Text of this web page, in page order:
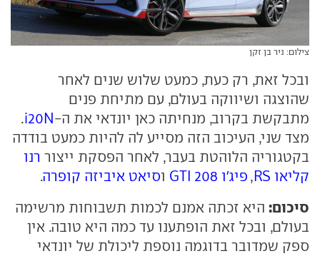
צילום: ניר בן זקן
ובכל זאת, רק כעת, כמעט שלוש שנים לאחר
שהוצגה ושיווקה בעולם, עם מתיחת פנים
מתבקשת בקרוב, מנחיתה כאן יונדאי את ה-i20N
.
מצד שני, העיכוב הזה מסייע לה להיות כמעט בודדה
בקטגוריה הלוהטת בעבר, לאחר הפסקת ייצור רנו
קליאו RS
, פיג'ו 208 GTI וסיאט איביזה קופרה.
סיכום: היא זכתה אמנם לכמות תשבוחות מרשימה
בעולם, ובכל זאת הופתענו עד כמה היא טובה. אין
ספק שמדובר בדוגמה נוספת ליכולת של יונדאי